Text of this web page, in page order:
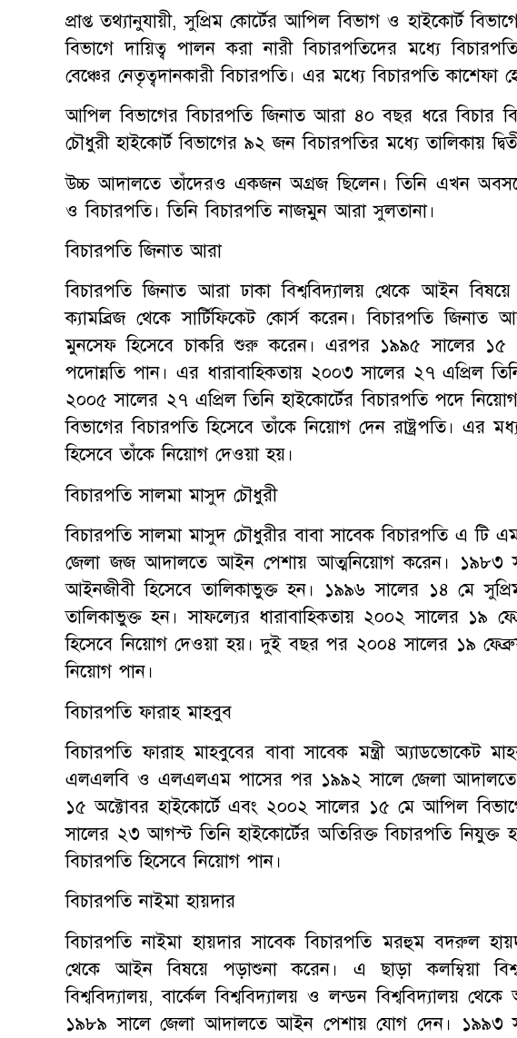
প্রাপ্ত তথ্যানুযায়ী, সুপ্রিম কোর্টের আপিল বিভাগ ও হাইকোর্ট
বিভাগে দায়িত্ব পালন করা নারী বিচারপতিদের মধ্যে
বেঞ্চের নেতৃত্বদানকারী বিচারপতি। এর মধ্যে বিচারপতি
আপিল বিভাগের বিচারপতি জিনাত আরা ৪০ বছর ধরে বিচার
চৌধুরী হাইকোর্ট বিভাগের ৯২ জন বিচারপতির মধ্যে তালিকায়
উচ্চ আদালতে তাঁদেরও একজন অগ্রজ ছিলেন। তিনি এখন
ও বিচারপতি। তিনি বিচারপতি নাজমুন আরা সুলতানা।
বিচারপতি জিনাত আরা
বিচারপতি জিনাত আরা ঢাকা বিশ্ববিদ্যালয় থেকে আইন
ক্যামব্রিজ থেকে সার্টিফিকেট কোর্স করেন। বিচারপতি
মুনসেফ হিসেবে চাকরি শুরু করেন। এরপর ১৯৯৫ সালের ১৫
পদোন্নতি পান। এর ধারাবাহিকতায় ২০০৩ সালের ২৭ এপ্রিল
২০০৫ সালের ২৭ এপ্রিল তিনি হাইকোর্টের বিচারপতি পদে
বিভাগের বিচারপতি হিসেবে তাঁকে নিয়োগ দেন রাষ্ট্রপতি। এর
হিসেবে তাঁকে নিয়োগ দেওয়া হয়।
বিচারপতি সালমা মাসুদ চৌধুরী
বিচারপতি সালমা মাসুদ চৌধুরীর বাবা সাবেক বিচারপতি এ
জেলা জজ আদালতে আইন পেশায় আত্মনিয়োগ করেন। ১৯৮৩
আইনজীবী হিসেবে তালিকাভুক্ত হন। ১৯৯৬ সালের ১৪ মে
তালিকাভুক্ত হন। সাফল্যের ধারাবাহিকতায় ২০০২ সালের ১৯
হিসেবে নিয়োগ দেওয়া হয়। দুই বছর পর ২০০৪ সালের ১৯
নিয়োগ পান।
বিচারপতি ফারাহ মাহবুব
বিচারপতি ফারাহ মাহবুবের বাবা সাবেক মন্ত্রী অ্যাডভোকেট
এলএলবি ও এলএলএম পাসের পর ১৯৯২ সালে জেলা
১৫ অক্টোবর হাইকোর্টে এবং ২০০২ সালের ১৫ মে আপিল
সালের ২৩ আগস্ট তিনি হাইকোর্টের অতিরিক্ত বিচারপতি নিযুক্ত
বিচারপতি হিসেবে নিয়োগ পান।
বিচারপতি নাইমা হায়দার
বিচারপতি নাইমা হায়দার সাবেক বিচারপতি মরহুম বদরুল
থেকে আইন বিষয়ে পড়াশুনা করেন। এ ছাড়া কলম্বিয়া
বিশ্ববিদ্যালয়, বার্কেল বিশ্ববিদ্যালয় ও লন্ডন বিশ্ববিদ্যালয়
১৯৮৯ সালে জেলা আদালতে আইন পেশায় যোগ দেন। ১৯৯৩